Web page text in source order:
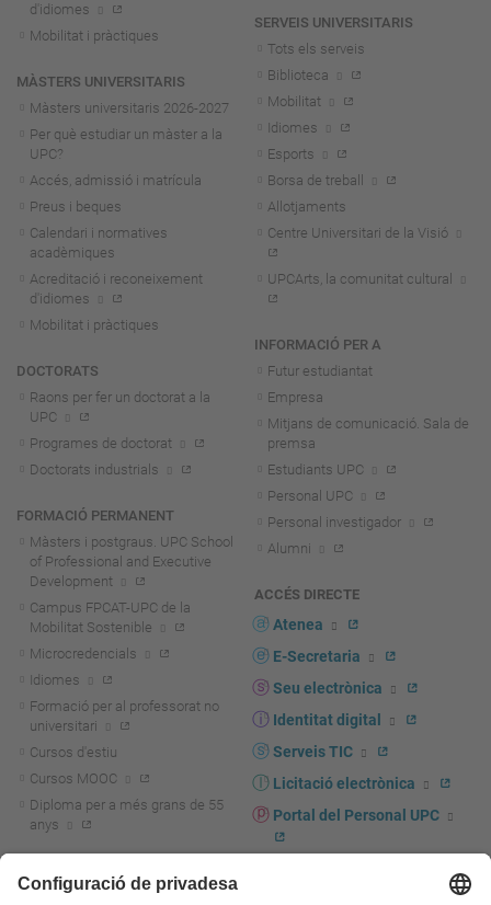
d'idiomes
Mobilitat i pràctiques
MÀSTERS UNIVERSITARIS
Màsters universitaris 2026-2027
Per què estudiar un màster a la
UPC?
Accés, admissió i matrícula
Preus i beques
Calendari i normatives
acadèmiques
Acreditació i reconeixement
d'idiomes
Mobilitat i pràctiques
DOCTORATS
Raons per fer un doctorat a la
UPC
Programes de doctorat
Doctorats industrials
FORMACIÓ PERMANENT
Màsters i postgraus. UPC School
of Professional and Executive
Development
Campus FPCAT-UPC de la
Mobilitat Sostenible
Microcredencials
Idiomes
Formació per al professorat no
universitari
Cursos d'estiu
Cursos MOOC
Diploma per a més grans de 55
anys
Actualitat R+D+I
SERVEIS UNIVERSITARIS
Tots els serveis
Biblioteca
Mobilitat
Idiomes
Esports
Borsa de treball
Allotjaments
Centre Universitari de la Visió
UPCArts, la comunitat cultural
INFORMACIÓ PER A
Futur estudiantat
Empresa
Mitjans de comunicació. Sala de
premsa
Estudiants UPC
Personal UPC
Personal investigador
Alumni
ACCÉS DIRECTE
Atenea
E-Secretaria
Seu electrònica
Identitat digital
Serveis TIC
Licitació electrònica
Portal del Personal UPC